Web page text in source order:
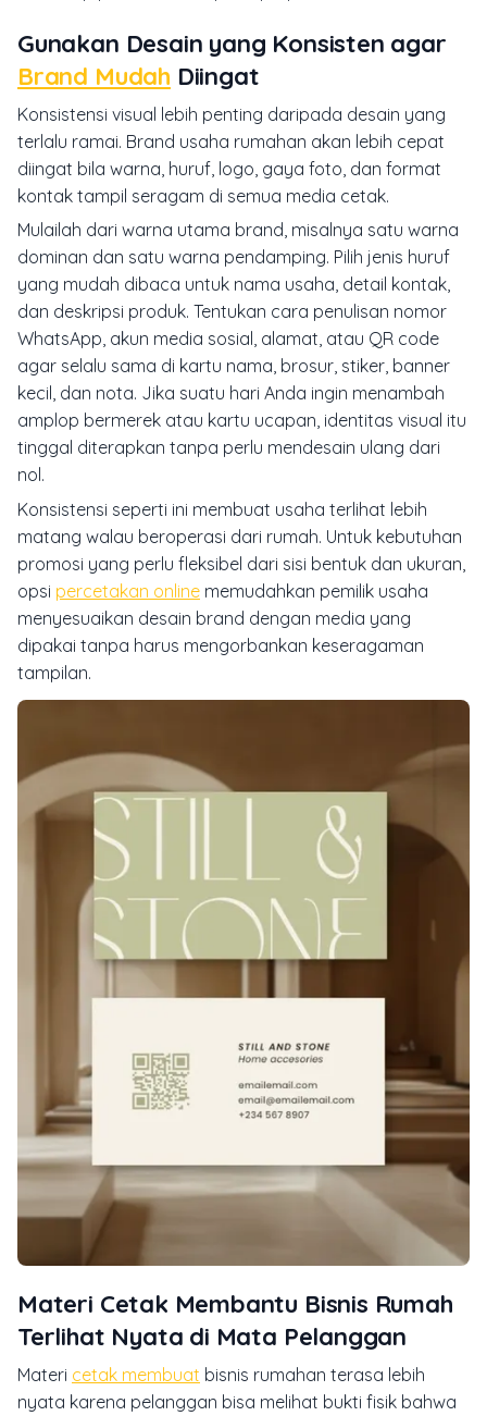
Gunakan Desain yang Konsisten agar
Brand Mudah Diingat
Konsistensi visual lebih penting daripada desain yang
terlalu ramai. Brand usaha rumahan akan lebih cepat
diingat bila warna, huruf, logo, gaya foto, dan format
kontak tampil seragam di semua media cetak.
Mulailah dari warna utama brand, misalnya satu warna
dominan dan satu warna pendamping. Pilih jenis huruf
yang mudah dibaca untuk nama usaha, detail kontak,
dan deskripsi produk. Tentukan cara penulisan nomor
WhatsApp, akun media sosial, alamat, atau QR code
agar selalu sama di kartu nama, brosur, stiker, banner
kecil, dan nota. Jika suatu hari Anda ingin menambah
amplop bermerek atau kartu ucapan, identitas visual itu
tinggal diterapkan tanpa perlu mendesain ulang dari
nol.
Konsistensi seperti ini membuat usaha terlihat lebih
matang walau beroperasi dari rumah. Untuk kebutuhan
promosi yang perlu fleksibel dari sisi bentuk dan ukuran,
opsi percetakan online memudahkan pemilik usaha
menyesuaikan desain brand dengan media yang
dipakai tanpa harus mengorbankan keseragaman
tampilan.
Materi Cetak Membantu Bisnis Rumah
Terlihat Nyata di Mata Pelanggan
Materi cetak membuat bisnis rumahan terasa lebih
nyata karena pelanggan bisa melihat bukti fisik bahwa